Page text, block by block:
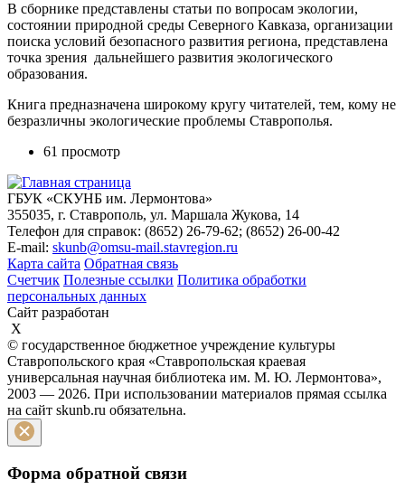
В сборнике представлены статьи по вопросам экологии,
состоянии природной среды Северного Кавказа, организации
поиска условий безопасного развития региона, представлена
точка зрения дальнейшего развития экологического
образования.
Книга предназначена широкому кругу читателей, тем, кому не
безразличны экологические проблемы Ставрополья.
61 просмотр
ГБУК «СКУНБ им. Лермонтова»
355035, г. Ставрополь, ул. Маршала Жукова, 14
Телефон для справок: (8652) 26-79-62; (8652) 26-00-42
E-mail: skunb@omsu-mail.stavregion.ru
Карта сайта Обратная связь
Счетчик Полезные ссылки Политика обработки
персональных данных
Сайт разработан
X
© государственное бюджетное учреждение культуры
Ставропольского края «Ставропольская краевая
универсальная научная библиотека им. М. Ю. Лермонтова»,
2003 — 2026. При использовании материалов прямая ссылка
на сайт skunb.ru обязательна.
Форма обратной связи